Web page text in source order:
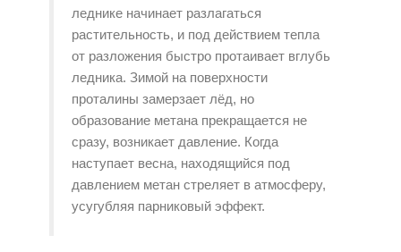
леднике начинает разлагаться
растительность, и под действием тепла
от разложения быстро протаивает вглубь
ледника. Зимой на поверхности
проталины замерзает лёд, но
образование метана прекращается не
сразу, возникает давление. Когда
наступает весна, находящийся под
давлением метан стреляет в атмосферу,
усугубляя парниковый эффект.